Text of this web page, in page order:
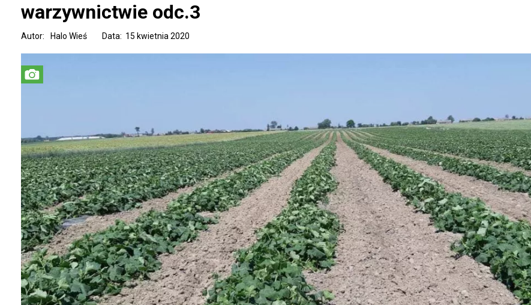
warzywnictwie odc.3
Data: 15 kwietnia 2020
Autor: Halo Wieś